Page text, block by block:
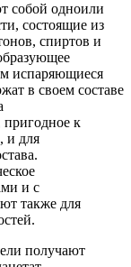
собой одноили
состоящие из
спиртов и
испаряющиеся
в своем составе
пригодное к
и для
и с
также для
получают